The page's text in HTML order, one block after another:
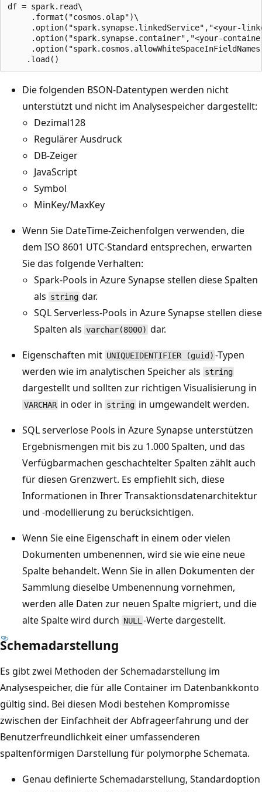
df = spark.read\
     .format("cosmos.olap")\
.option("spark.synapse.linkedService","<your-
.option("spark.synapse.container","<your-
Die folgenden BSON-Datentypen werden nicht
unterstützt und nicht im Analysespeicher dargestellt:
Dezimal128
Regulärer Ausdruck
DB-Zeiger
JavaScript
Symbol
MinKey/MaxKey
Wenn Sie DateTime-Zeichenfolgen verwenden, die
dem ISO 8601 UTC-Standard entsprechen, erwarten
Sie das folgende Verhalten:
Spark-Pools in Azure Synapse stellen diese Spalten
als string dar.
SQL Serverless-Pools in Azure Synapse stellen diese
Spalten als varchar(8000) dar.
Eigenschaften mit UNIQUEIDENTIFIER (guid) -Typen
werden wie im analytischen Speicher als string
dargestellt und sollten zur richtigen Visualisierung in
VARCHAR inoder in string in umgewandelt werden.
SQL serverlose Pools in Azure Synapse unterstützen
Ergebnismengen mit bis zu 1.000 Spalten, und das
Verfügbarmachen geschachtelter Spalten zählt auch
für diesen Grenzwert. Es empfiehlt sich, diese
Informationen in Ihrer Transaktionsdatenarchitektur
und -modellierung zu berücksichtigen.
Wenn Sie eine Eigenschaft in einem oder vielen
Dokumenten umbenennen, wird sie wie eine neue
Spalte behandelt. Wenn Sie in allen Dokumenten der
Sammlung dieselbe Umbenennung vornehmen,
werden alle Daten zur neuen Spalte migriert, und die
alte Spalte wird durch NULL -Werte dargestellt.
Schemadarstellung
Es gibt zwei Methoden der Schemadarstellung im
Analysespeicher, die für alle Container im Datenbankkonto
gültig sind. Bei diesen Modi bestehen Kompromisse
zwischen der Einfachheit der Abfrageerfahrung und der
Benutzerfreundlichkeit einer umfassenderen
spaltenförmigen Darstellung für polymorphe Schemata.
Genau definierte Schemadarstellung, Standardoption